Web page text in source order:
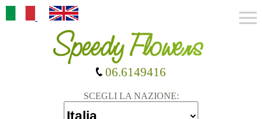
SCEGLI LA NAZIONE:
06.6149416